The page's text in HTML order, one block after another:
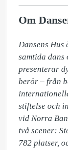
Om
Dansens Hus
samtida dans
presenterar
berör – från
stiftelse och
vid Norra
två scener:
782 platser,